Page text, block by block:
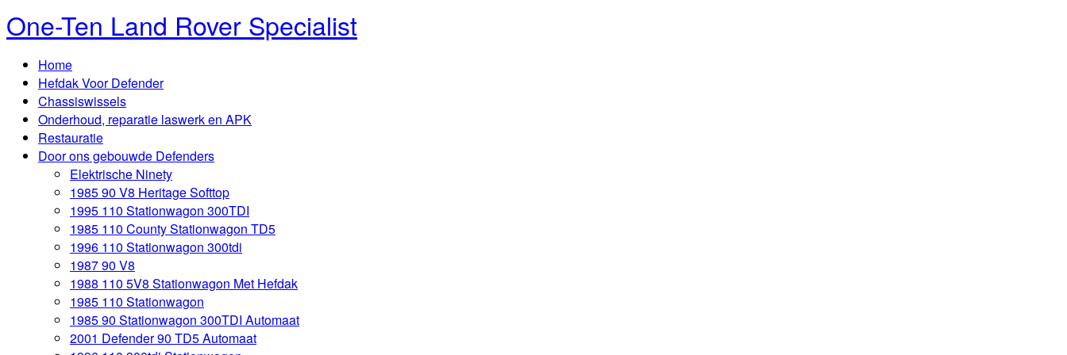
One-Ten Land Rover Specialist
Home
Hefdak Voor Defender
Chassiswissels
Onderhoud, reparatie laswerk en APK
Restauratie
Door ons gebouwde Defenders
Elektrische Ninety
1985 90 V8 Heritage Softtop
1995 110 Stationwagon 300TDI
1985 110 County Stationwagon TD5
1996 110 Stationwagon 300tdi
1987 90 V8
1988 110 5V8 Stationwagon Met Hefdak
1985 110 Stationwagon
1985 90 Stationwagon 300TDI Automaat
2001 Defender 90 TD5 Automaat